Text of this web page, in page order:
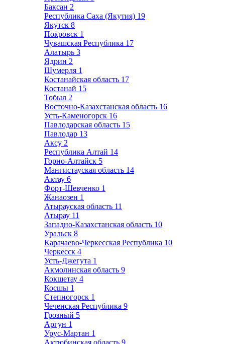
Баксан 2
Республика Саха (Якутия) 19
Якутск 8
Покровск 1
Чувашская Республика 17
Алатырь 3
Ядрин 2
Шумерля 1
Костанайская область 17
Костанай 15
Тобыл 2
Восточно-Казахстанская область 16
Усть-Каменогорск 16
Павлодарская область 15
Павлодар 13
Аксу 2
Республика Алтай 14
Горно-Алтайск 5
Мангистауская область 14
Актау 6
Форт-Шевченко 1
Жанаозен 1
Атырауская область 11
Атырау 11
Западно-Казахстанская область 10
Уральск 8
Карачаево-Черкесская Республика 10
Черкесск 4
Усть-Джегута 1
Акмолинская область 9
Кокшетау 4
Косшы 1
Степногорск 1
Чеченская Республика 9
Грозный 5
Аргун 1
Урус-Мартан 1
Актюбинская область 9